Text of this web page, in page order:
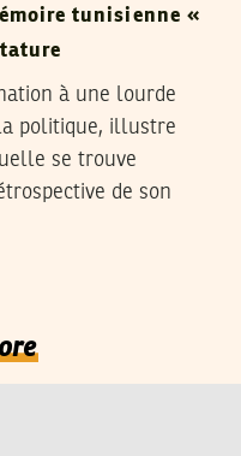
tunisienne «
à une lourde
politique, illustre
se trouve
de son